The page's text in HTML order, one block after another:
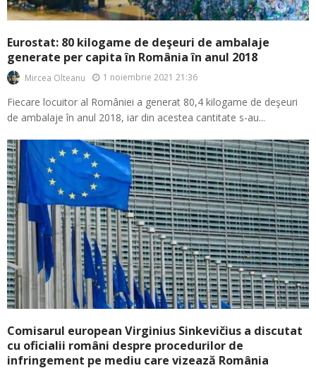
Eurostat: 80 kilogame de deşeuri de ambalaje
generate per capita în România în anul 2018
Mircea Olteanu 1 noiembrie 2021 21:36
Fiecare locuitor al României a generat 80,4 kilogame de deşeuri
de ambalaje în anul 2018, iar din acestea cantitate s-au...
Comisarul european Virginius Sinkevičius a discutat
cu oficialii români despre procedurilor de
infringement pe mediu care vizează România